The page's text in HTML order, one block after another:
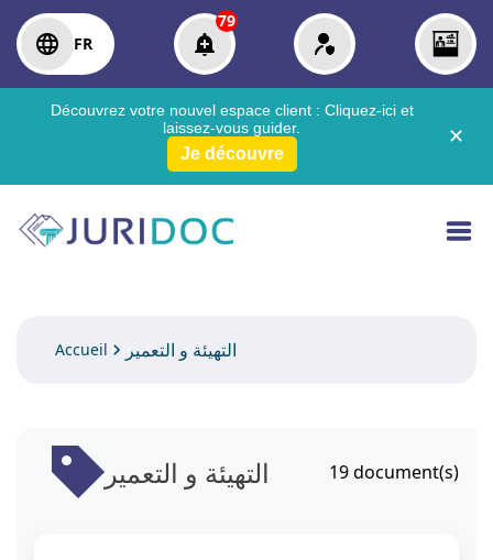
FR
79
Découvrez votre nouvel espace client : Cliquez-ici et
laissez-vous guider.
Je découvre
✕
Accueil التهيئة و التعمير
التهيئة و التعمير 19document(s)